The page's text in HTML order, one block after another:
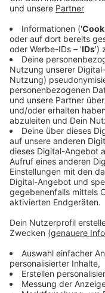
Verpass' nichts
ANTENNE
Lifestyle oder
Zum